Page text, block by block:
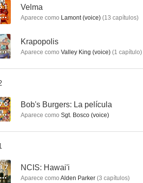
Padre de familia
8.5
The Good Wife
8.5
Velma
Aparece como Lamont (voice) (13 capítulos)
-- Krapopolis
Aparece como Valley King (voice) (1 capítulo)
Bob's Burgers: La película
Aparece como Sgt. Bosco (voice)
NCIS: Hawai'i
Aparece como Alden Parker (3 capítulos)